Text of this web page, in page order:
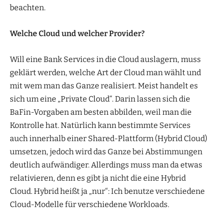
beachten.
Welche Cloud und welcher Provider?
Will eine Bank Services in die Cloud auslagern, muss
geklärt werden, welche Art der Cloud man wählt und
mit wem man das Ganze realisiert. Meist handelt es
sich um eine „Private Cloud“. Darin lassen sich die
BaFin-Vorgaben am besten abbilden, weil man die
Kontrolle hat. Natürlich kann bestimmte Services
auch innerhalb einer Shared-Plattform (Hybrid Cloud)
umsetzen, jedoch wird das Ganze bei Abstimmungen
deutlich aufwändiger. Allerdings muss man da etwas
relativieren, denn es gibt ja nicht die eine Hybrid
Cloud. Hybrid heißt ja „nur“: Ich benutze verschiedene
Cloud-Modelle für verschiedene Workloads.